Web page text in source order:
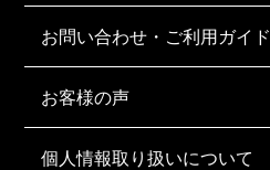
お問い合わせ・ご利用ガイド
お客様の声
個人情報取り扱いについて